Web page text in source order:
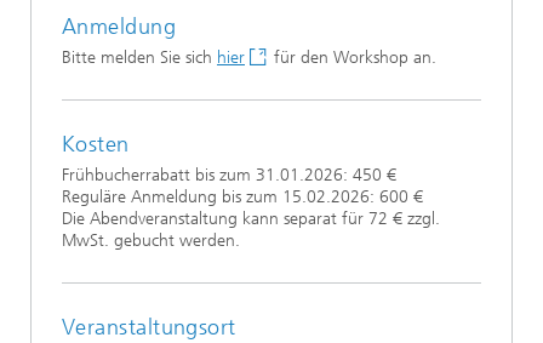
Anmeldung
Bitte melden Sie sich hier für den Workshop an.
Kosten
Frühbucherrabatt bis zum 31.01.2026: 450 €
Reguläre Anmeldung bis zum 15.02.2026: 600 €
Die Abendveranstaltung kann separat für 72 € zzgl.
MwSt. gebucht werden.
Veranstaltungsort